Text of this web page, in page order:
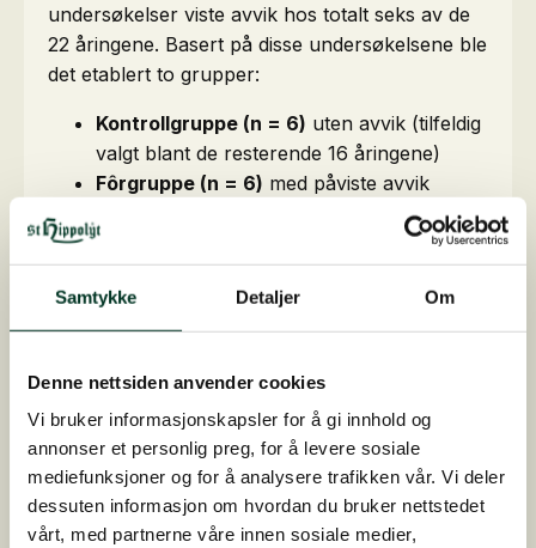
Samtykke Detaljer Om
Denne nettsiden anvender cookies
Vi bruker informasjonskapsler for å gi innhold og
annonser et personlig preg, for å levere sosiale
mediefunksjoner og for å analysere trafikken vår. Vi deler
dessuten informasjon om hvordan du bruker nettstedet
vårt, med partnerne våre innen sosiale medier,
undersøkelser viste avvik hos totalt seks av de
22 åringene. Basert på disse undersøkelsene ble
det etablert to grupper:
Kontrollgruppe (n = 6) uten avvik (tilfeldig
valgt blant de resterende 16 åringene)
Fôrgruppe (n = 6) med påviste avvik
Begge gruppene mottok daglig like mengder av
en standard diett inkludert grovfôr. Fôrgruppen
fikk i tillegg et tilskudd på 50 g
Fohlengold
blodplasmakonsentrasjon samt ekspresjon av
viktige nøkkelgener og mediatorer for brusk- og
knokkelvekst undersøkt.
Resultatet viste at fôrgruppen som fikk
Fohlengold BoneCare, hadde bedre bentetthet,